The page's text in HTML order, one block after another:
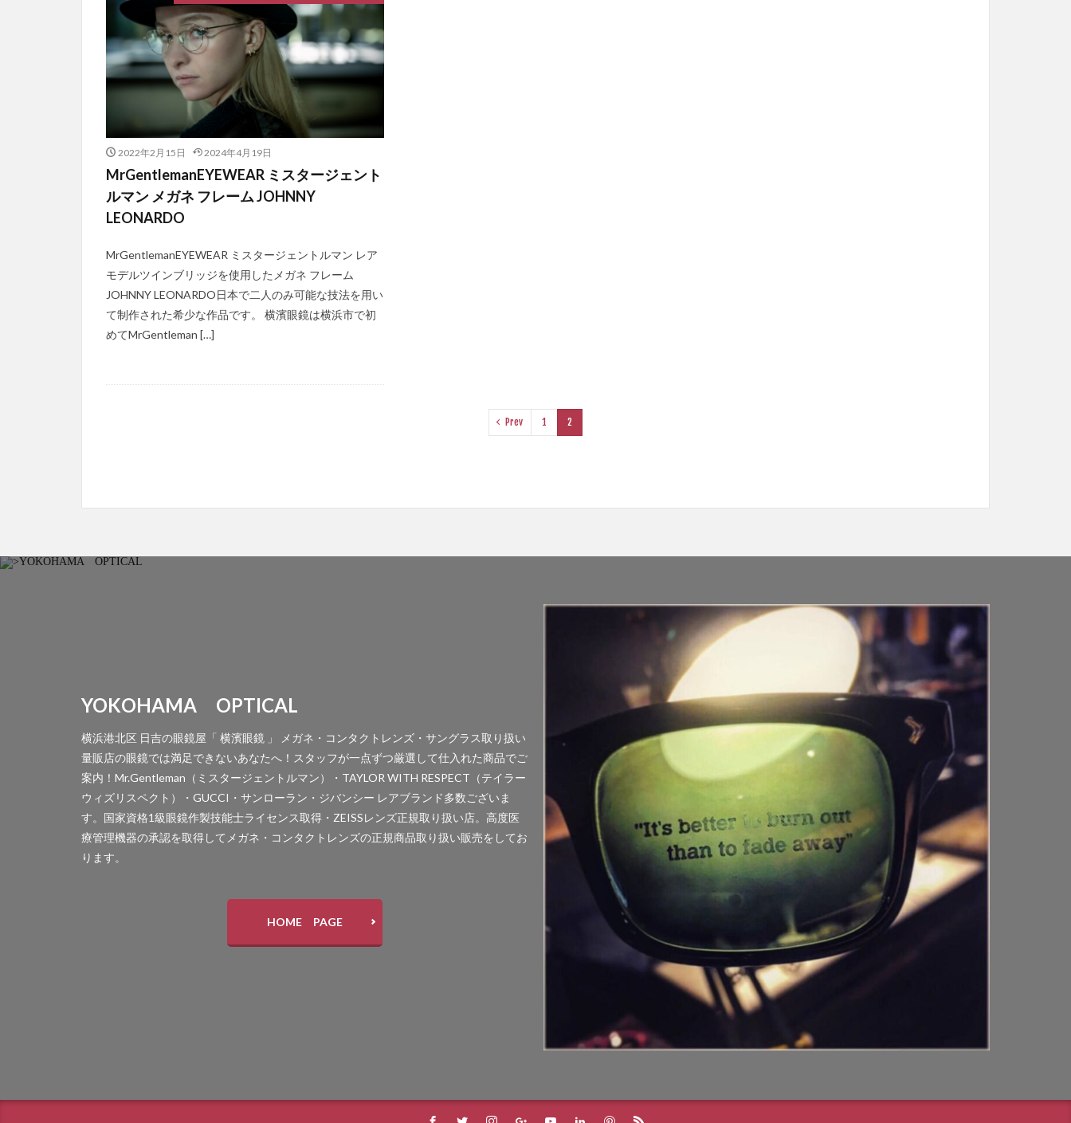
2022年2月15日 2024年4月19日
MrGentlemanEYEWEAR ミスタージェント
ルマン メガネ フレーム JOHNNY
LEONARDO
MrGentlemanEYEWEAR ミスタージェントルマン レア
モデルツインブリッジを使用したメガネ フレーム
JOHNNY LEONARDO日本で二人のみ可能な技法を用い
て制作された希少な作品です。 横濱眼鏡は横浜市で初
めてMrGentleman […]
Prev 1 2
YOKOHAMA OPTICAL
横浜港北区 日吉の眼鏡屋「 横濱眼鏡 」 メガネ・コンタクトレンズ・サングラス取り扱い
量販店の眼鏡では満足できないあなたへ！スタッフが一点ずつ厳選して仕入れた商品でご
案内！Mr.Gentleman（ミスタージェントルマン）・TAYLOR WITH RESPECT（テイラー
ウィズリスペクト）・GUCCI・サンローラン・ジバンシー レアブランド多数ございま
す。国家資格1級眼鏡作製技能士ライセンス取得・ZEISSレンズ正規取り扱い店。高度医
療管理機器の承認を取得してメガネ・コンタクトレンズの正規商品取り扱い販売をしてお
ります。
HOME PAGE